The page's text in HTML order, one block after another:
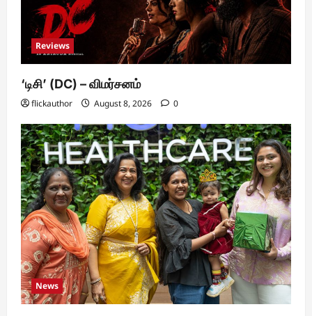
Reviews
‘டிசி’ (DC) – விமர்சனம்
flickauthor August 8, 2026 0
News